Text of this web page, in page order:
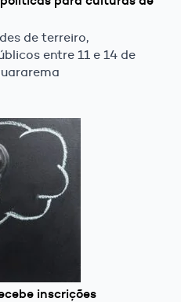
de terreiro,
entre 11 e 14 de
inscrições